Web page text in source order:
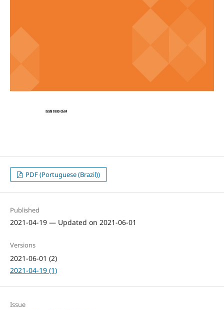
PDF (Portuguese (Brazil))
Published
2021-04-19 — Updated on 2021-06-01
Versions
2021-06-01 (2)
2021-04-19 (1)
Issue